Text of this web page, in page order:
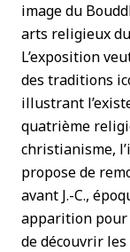
image du
arts religieux
L’exposition
des traditions
illustrant
quatrième
christianisme,
propose de
avant J.-C.,
apparition
de découvrir